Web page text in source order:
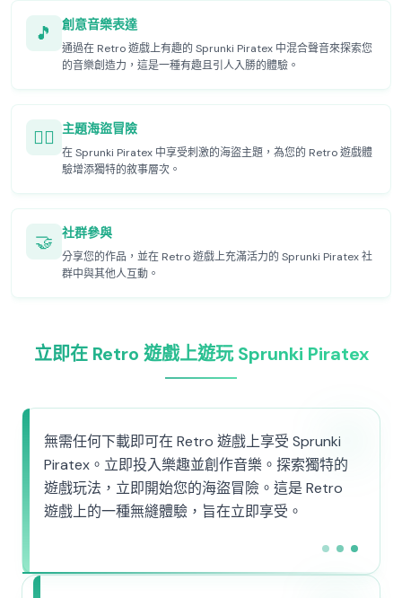
🎵 創意音樂表達
通過在 Retro 遊戲上有趣的 Sprunki Piratex 中混合聲音來探索您
的音樂創造力，這是一種有趣且引人入勝的體驗。
🏴‍☠️ 主題海盜冒險
在 Sprunki Piratex 中享受刺激的海盜主題，為您的 Retro 遊戲體
驗增添獨特的敘事層次。
🤝 社群參與
分享您的作品，並在 Retro 遊戲上充滿活力的 Sprunki Piratex 社
群中與其他人互動。
立即在 Retro 遊戲上遊玩 Sprunki Piratex
無需任何下載即可在 Retro 遊戲上享受 Sprunki
Piratex。立即投入樂趣並創作音樂。探索獨特的
遊戲玩法，立即開始您的海盜冒險。這是 Retro
遊戲上的一種無縫體驗，旨在立即享受。